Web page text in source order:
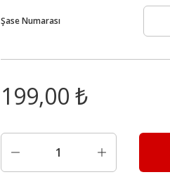
Şase Numarası
199,00 ₺